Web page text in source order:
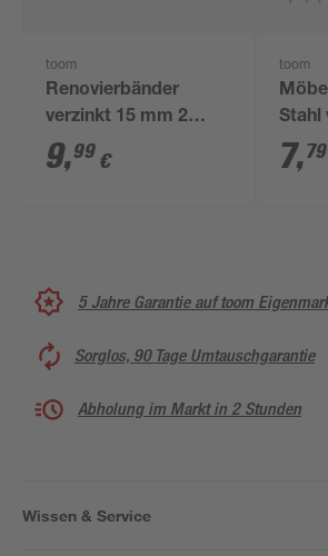
toom
Renovierbänder
verzinkt 15 mm 2
Stück
9,99 €
toom
Stahl
50
7,79
5 Jahre Garantie auf toom
Sorglos, 90 Tage Umtauschgarantie
Abholung im Markt in 2 Stunden
Wissen & Service